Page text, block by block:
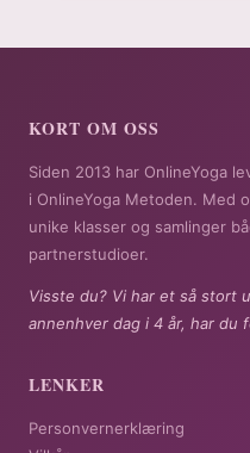
KORT OM OSS
Siden 2013 har OnlineYoga
i OnlineYoga Metoden. Med
unike klasser og samlinger
partnerstudioer.
Visste du? Vi har et så stort
annenhver dag i 4 år, har du
LENKER
Personvernerklæring